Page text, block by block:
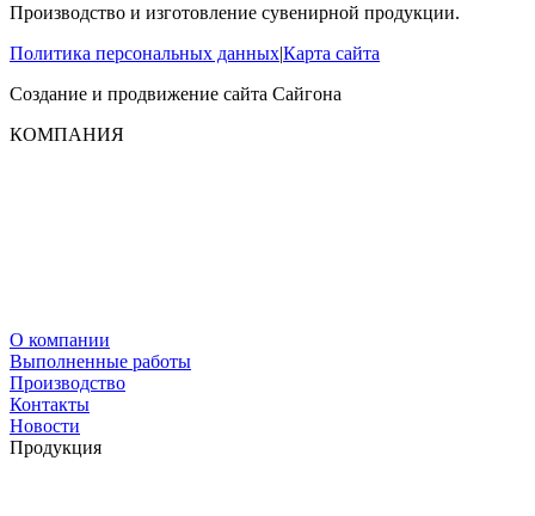
Производство и изготовление сувенирной продукции.
Политика персональных данных|Карта сайта
Создание и продвижение сайта Сайгона
КОМПАНИЯ
О компании
Выполненные работы
Производство
Контакты
Новости
Продукция